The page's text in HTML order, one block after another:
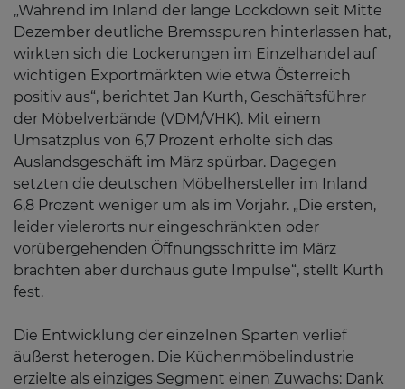
„Während im Inland der lange Lockdown seit Mitte
Dezember deutliche Bremsspuren hinterlassen hat,
wirkten sich die Lockerungen im Einzelhandel auf
wichtigen Exportmärkten wie etwa Österreich
positiv aus“, berichtet Jan Kurth, Geschäftsführer
der Möbelverbände (VDM/VHK). Mit einem
Umsatzplus von 6,7 Prozent erholte sich das
Auslandsgeschäft im März spürbar. Dagegen
setzten die deutschen Möbelhersteller im Inland
6,8 Prozent weniger um als im Vorjahr. „Die ersten,
leider vielerorts nur eingeschränkten oder
vorübergehenden Öffnungsschritte im März
brachten aber durchaus gute Impulse“, stellt Kurth
fest.
Die Entwicklung der einzelnen Sparten verlief
äußerst heterogen. Die Küchenmöbelindustrie
erzielte als einziges Segment einen Zuwachs: Dank